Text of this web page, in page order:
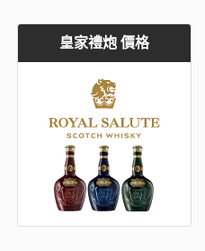
皇家禮炮 價格